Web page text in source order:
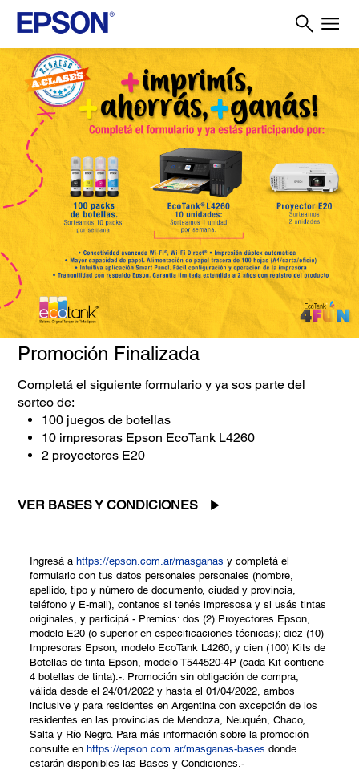
Promoción Finalizada
Completá el siguiente formulario y ya sos parte del
sorteo de:
100 juegos de botellas
10 impresoras Epson EcoTank L4260
2 proyectores E20
VER BASES Y CONDICIONES
Ingresá ahttps://epson.com.ar/masganas y completá el
formulario con tus datos personales personales (nombre,
apellido, tipo y número de documento, ciudad y provincia,
teléfono y E-mail), contanos si tenés impresosa y si usás tintas
originales, y participá.- Premios: dos (2) Proyectores Epson,
modelo E20 (o superior en especificaciones técnicas); diez (10)
Impresoras Epson, modelo EcoTank L4260; y cien (100) Kits de
Botellas de tinta Epson, modelo T544520-4P (cada Kit contiene
4 botellas de tinta).-. Promoción sin obligación de compra,
válida desde el 24/01/2022 y hasta el 01/04/2022, ambos
inclusive y para residentes en Argentina con excepción de los
residentes en las provincias de Mendoza, Neuquén, Chaco,
Salta y Río Negro. Para más información sobre la promoción
consulte enhttps://epson.com.ar/masganas-bases donde
estarán disponibles las Bases y Condiciones.-